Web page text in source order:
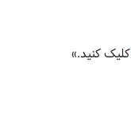
کلیک کنید.»